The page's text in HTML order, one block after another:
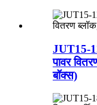
JUT15-
पावर
बॉक्स)